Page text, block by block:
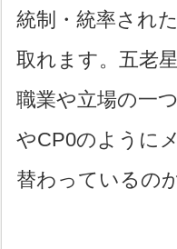
統制・統率され
取れます。五老
職業や立場の一
やCP0のように
替わっているの